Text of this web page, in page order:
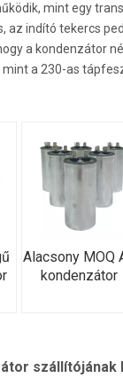
mint egy
az indító tekercs
a kondenzátor
a 230-as
Alacsony MOQ
kondenzátor
szállítójának